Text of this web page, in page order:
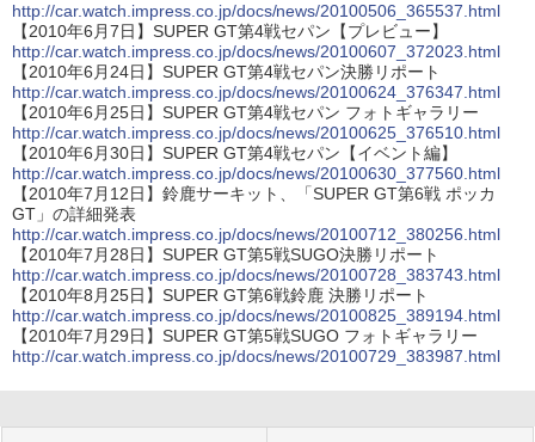
http://car.watch.impress.co.jp/docs/news/20100506_365537.html
【2010年6月7日】SUPER GT第4戦セパン【プレビュー】
http://car.watch.impress.co.jp/docs/news/20100607_372023.html
【2010年6月24日】SUPER GT第4戦セパン決勝リポート
http://car.watch.impress.co.jp/docs/news/20100624_376347.html
【2010年6月25日】SUPER GT第4戦セパン フォトギャラリー
http://car.watch.impress.co.jp/docs/news/20100625_376510.html
【2010年6月30日】SUPER GT第4戦セパン【イベント編】
http://car.watch.impress.co.jp/docs/news/20100630_377560.html
【2010年7月12日】鈴鹿サーキット、「SUPER GT第6戦 ポッカ
GT」の詳細発表
http://car.watch.impress.co.jp/docs/news/20100712_380256.html
【2010年7月28日】SUPER GT第5戦SUGO決勝リポート
http://car.watch.impress.co.jp/docs/news/20100728_383743.html
【2010年8月25日】SUPER GT第6戦鈴鹿 決勝リポート
http://car.watch.impress.co.jp/docs/news/20100825_389194.html
【2010年7月29日】SUPER GT第5戦SUGO フォトギャラリー
http://car.watch.impress.co.jp/docs/news/20100729_383987.html